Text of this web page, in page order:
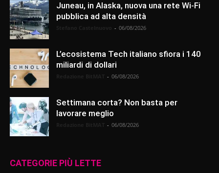
Juneau, in Alaska, nuova una rete Wi-Fi
pubblica ad alta densità
- 06/08/2026
L’ecosistema Tech italiano sfiora i 140
miliardi di dollari
- 06/08/2026
Settimana corta? Non basta per
lavorare meglio
- 06/08/2026
CATEGORIE PIÙ LETTE